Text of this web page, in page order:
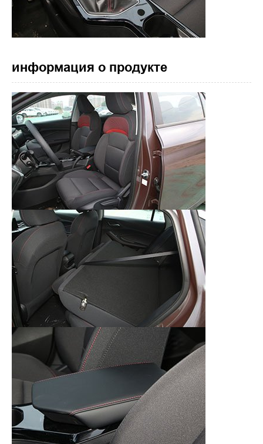
информация о продукте